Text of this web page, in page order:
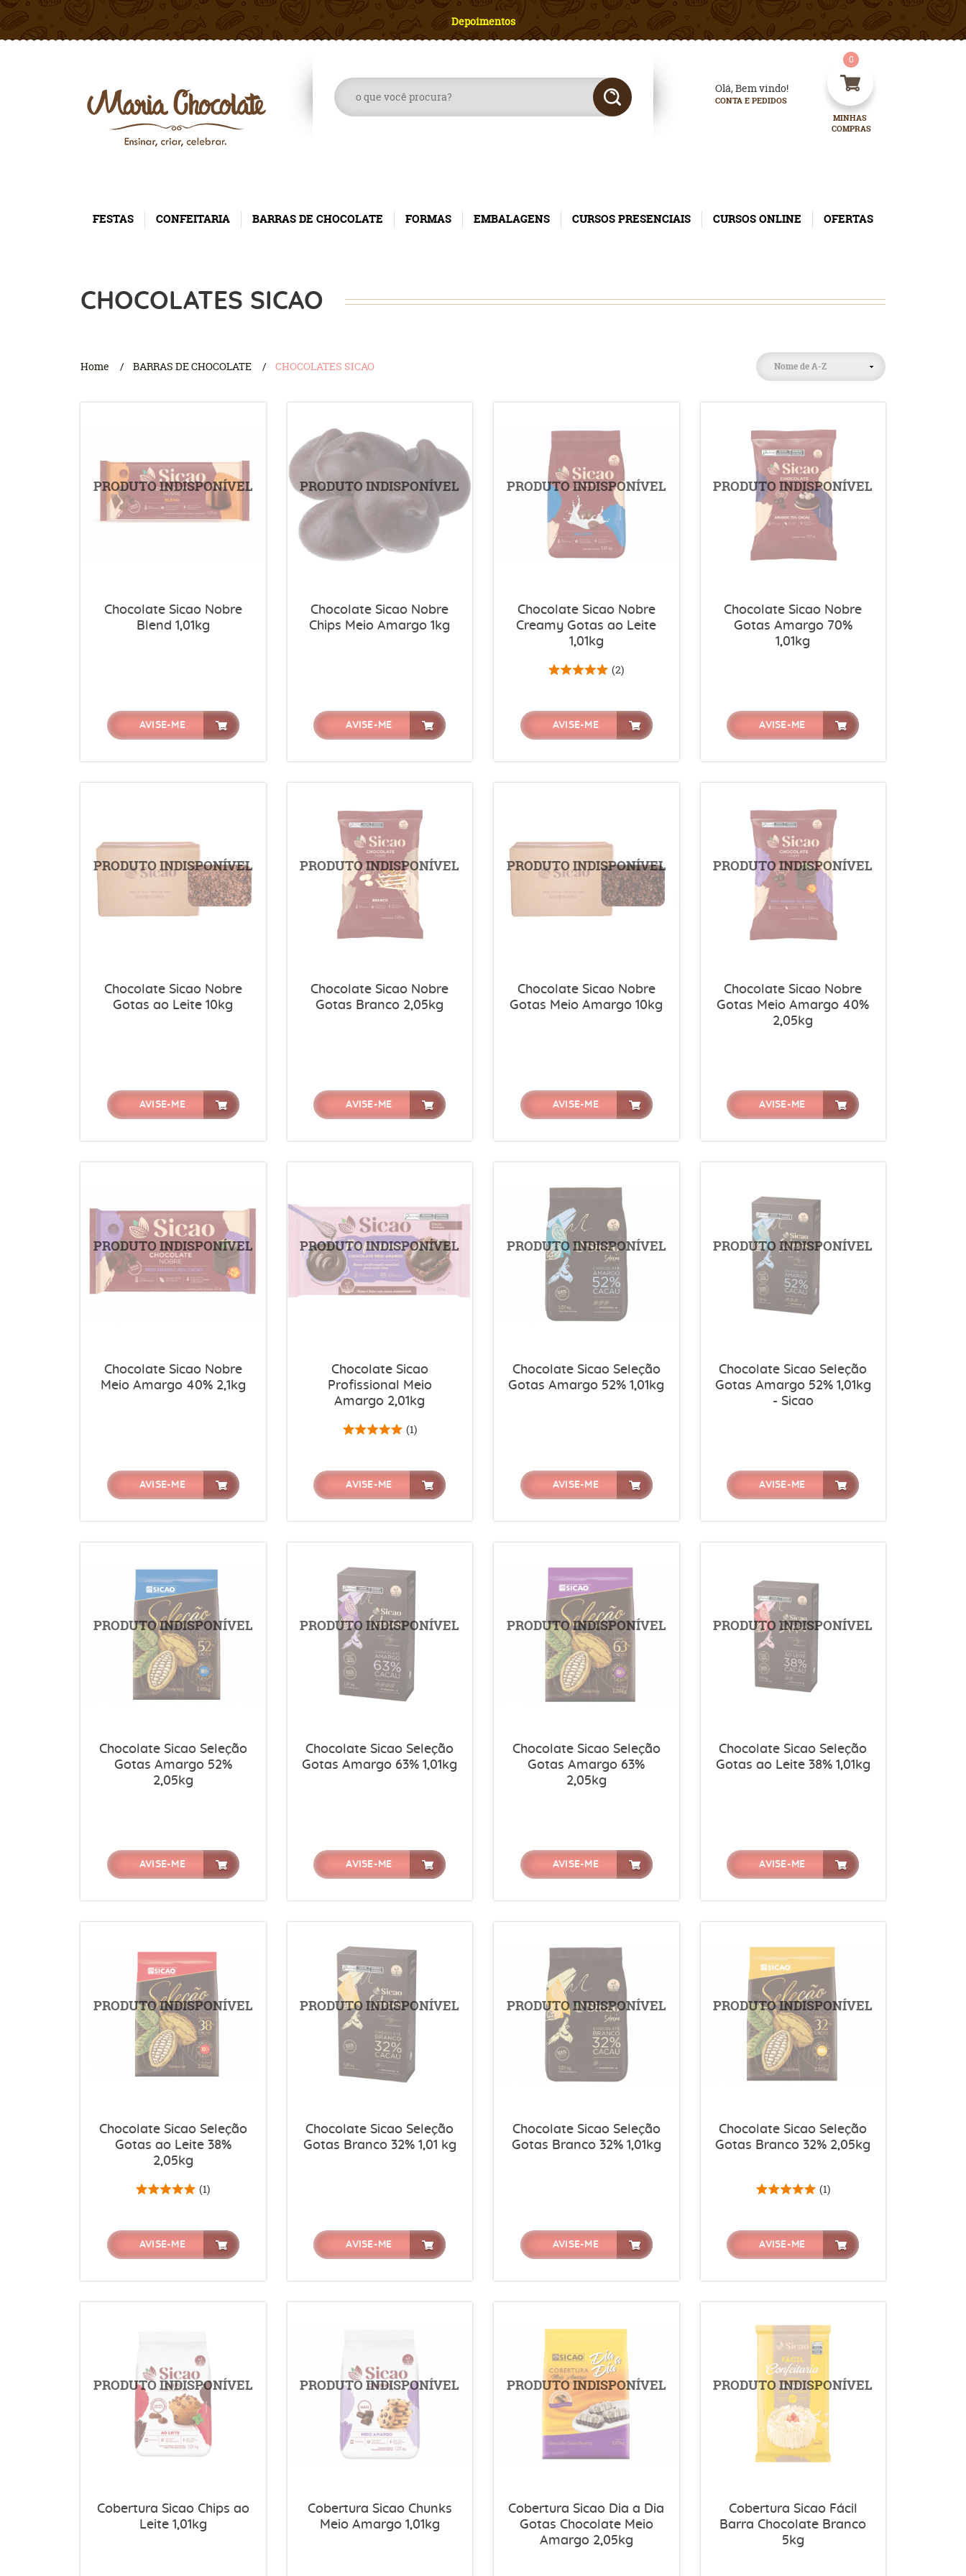
Depoimentos
Olá, Bem vindo!
CONTA E PEDIDOS
MINHAS
COMPRAS
0
FESTAS CONFEITARIA BARRAS DE CHOCOLATE FORMAS EMBALAGENS CURSOS PRESENCIAIS CURSOS ONLINE OFERTAS
CHOCOLATES SICAO
Home BARRAS DE CHOCOLATE CHOCOLATES SICAO Nome de A-Z
Chocolate Sicao Nobre
Blend 1,01kg
AVISE-ME
Chocolate Sicao Nobre
Chips Meio Amargo 1kg
AVISE-ME
Chocolate Sicao Nobre
Creamy Gotas ao Leite
1,01kg
(2)
AVISE-ME
Chocolate Sicao Nobre
Gotas Amargo 70%
1,01kg
AVISE-ME
Chocolate Sicao Nobre
Gotas ao Leite 10kg
AVISE-ME
Chocolate Sicao Nobre
Gotas Branco 2,05kg
AVISE-ME
Chocolate Sicao Nobre
Gotas Meio Amargo 10kg
AVISE-ME
Chocolate Sicao Nobre
Gotas Meio Amargo 40%
2,05kg
AVISE-ME
Chocolate Sicao Nobre
Meio Amargo 40% 2,1kg
AVISE-ME
Chocolate Sicao
Profissional Meio
Amargo 2,01kg
(1)
AVISE-ME
Chocolate Sicao Seleção
Gotas Amargo 52% 1,01kg
AVISE-ME
Chocolate Sicao Seleção
Gotas Amargo 52% 1,01kg
- Sicao
AVISE-ME
Chocolate Sicao Seleção
Gotas Amargo 52%
2,05kg
AVISE-ME
Chocolate Sicao Seleção
Gotas Amargo 63% 1,01kg
AVISE-ME
Chocolate Sicao Seleção
Gotas Amargo 63%
2,05kg
AVISE-ME
Chocolate Sicao Seleção
Gotas ao Leite 38% 1,01kg
AVISE-ME
Chocolate Sicao Seleção
Gotas ao Leite 38%
2,05kg
(1)
AVISE-ME
Chocolate Sicao Seleção
Gotas Branco 32% 1,01 kg
AVISE-ME
Chocolate Sicao Seleção
Gotas Branco 32% 1,01kg
AVISE-ME
Chocolate Sicao Seleção
Gotas Branco 32% 2,05kg
(1)
AVISE-ME
Cobertura Sicao Chips ao
Leite 1,01kg
Cobertura Sicao Chunks
Meio Amargo 1,01kg
Cobertura Sicao Dia a Dia
Gotas Chocolate Meio
Amargo 2,05kg
Cobertura Sicao Fácil
Barra Chocolate Branco
5kg